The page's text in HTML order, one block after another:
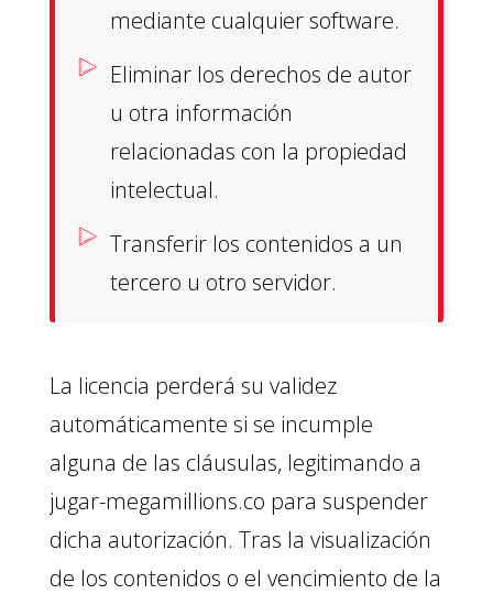
mediante cualquier software.
Eliminar los derechos de autor
u otra información
relacionadas con la propiedad
intelectual.
Transferir los contenidos a un
tercero u otro servidor.
La licencia perderá su validez
automáticamente si se incumple
alguna de las cláusulas, legitimando a
jugar-megamillions.co para suspender
dicha autorización. Tras la visualización
de los contenidos o el vencimiento de la